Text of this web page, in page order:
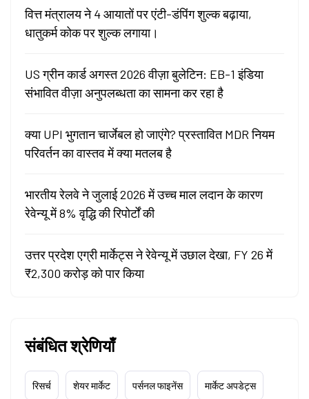
वित्त मंत्रालय ने 4 आयातों पर एंटी-डंपिंग शुल्क बढ़ाया,
धातुकर्म कोक पर शुल्क लगाया।
US ग्रीन कार्ड अगस्त 2026 वीज़ा बुलेटिन: EB-1 इंडिया
संभावित वीज़ा अनुपलब्धता का सामना कर रहा है
क्या UPI भुगतान चार्जेबल हो जाएंगे? प्रस्तावित MDR नियम
परिवर्तन का वास्तव में क्या मतलब है
भारतीय रेलवे ने जुलाई 2026 में उच्च माल लदान के कारण
रेवेन्यू में 8% वृद्धि की रिपोर्टों की
उत्तर प्रदेश एग्री मार्केट्स ने रेवेन्यू में उछाल देखा, FY 26 में
₹2,300 करोड़ को पार किया
संबंधित श्रेणियाँ
रिसर्च शेयर मार्केट पर्सनल फाइनेंस मार्केट अपडेट्स